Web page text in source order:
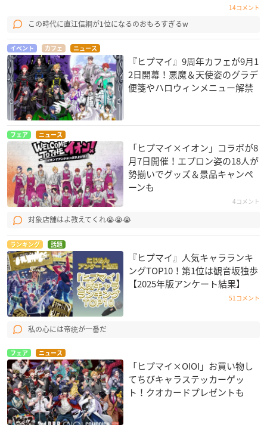
14コメント
この時代に直江信綱が1位になるのおもろすぎるw
イベント カフェ ニュース
『ヒプマイ』9周年カフェが9月1
2日開幕！悪魔＆天使姿のグラデ
便箋やハロウィンメニュー解禁
フェア ニュース
「ヒプマイ×イオン」コラボが8
月7日開催！エプロン姿の18人が
勢揃いでグッズ＆景品キャンペ
ーンも
4コメント
対象店舗はよ教えてくれ😭😭😭
ランキング 話題
『ヒプマイ』人気キャラランキ
ングTOP10！第1位は観音坂独歩
【2025年版アンケート結果】
51コメント
私の心には帝统が一番だ
フェア ニュース
「ヒプマイ×OIOI」お買い物し
てちびキャラステッカーゲッ
ト！クオカードプレゼントも